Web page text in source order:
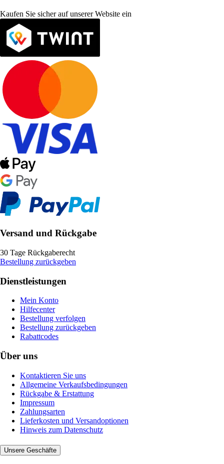
Kaufen Sie sicher auf unserer Website ein
Versand und Rückgabe
30 Tage Rückgaberecht
Bestellung zurückgeben
Dienstleistungen
Mein Konto
Hilfecenter
Bestellung verfolgen
Bestellung zurückgeben
Rabattcodes
Über uns
Kontaktieren Sie uns
Allgemeine Verkaufsbedingungen
Rückgabe & Erstattung
Impressum
Zahlungsarten
Lieferkosten und Versandoptionen
Hinweis zum Datenschutz
Unsere Geschäfte